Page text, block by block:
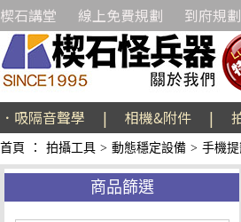
楔石講堂 線上免費規劃 到府規劃
．吸隔音聲學 | 相機&附件 |
首頁 ： 拍攝工具 > 動態穩定設備 > 手機
商品篩選